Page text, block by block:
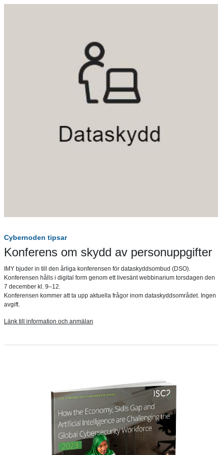
Cybernoden tipsar
Konferens om skydd av personuppgifter
IMY bjuder in till den årliga konferensen för dataskyddsombud (DSO).
Konferensen hålls i digital form genom ett livesänt webbinarium torsdagen den
7 december kl. 9–12.
Konferensen kommer att ta upp aktuella frågor inom dataskyddsområdet. Ingen
avgift.
Länk till information och anmälan